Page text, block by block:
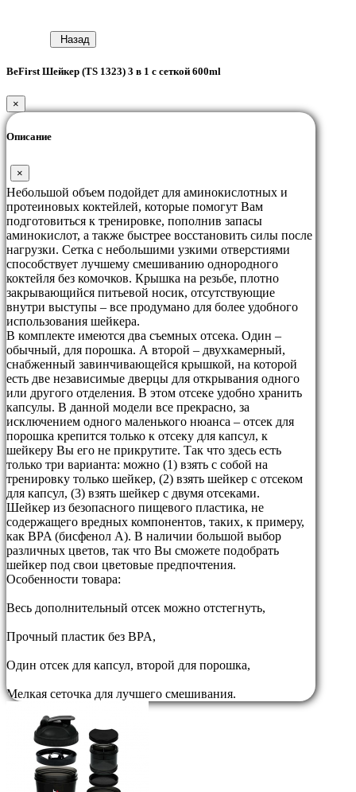
Назад
BeFirst Шейкер (TS 1323) 3 в 1 с сеткой 600ml
×
Описание
×
Небольшой объем подойдет для аминокислотных и
протеиновых коктейлей, которые помогут Вам
подготовиться к тренировке, пополнив запасы
аминокислот, а также быстрее восстановить силы после
нагрузки. Сетка с небольшими узкими отверстиями
способствует лучшему смешиванию однородного
коктейля без комочков. Крышка на резьбе, плотно
закрывающийся питьевой носик, отсутствующие
внутри выступы – все продумано для более удобного
использования шейкера.
В комплекте имеются два съемных отсека. Один –
обычный, для порошка. А второй – двухкамерный,
снабженный завинчивающейся крышкой, на которой
есть две независимые дверцы для открывания одного
или другого отделения. В этом отсеке удобно хранить
капсулы. В данной модели все прекрасно, за
исключением одного маленького нюанса – отсек для
порошка крепится только к отсеку для капсул, к
шейкеру Вы его не прикрутите. Так что здесь есть
только три варианта: можно (1) взять с собой на
тренировку только шейкер, (2) взять шейкер с отсеком
для капсул, (3) взять шейкер с двумя отсеками.
Шейкер из безопасного пищевого пластика, не
содержащего вредных компонентов, таких, к примеру,
как BPA (бисфенол А). В наличии большой выбор
различных цветов, так что Вы сможете подобрать
шейкер под свои цветовые предпочтения.
Особенности товара:
Весь дополнительный отсек можно отстегнуть,
Прочный пластик без BPA,
Один отсек для капсул, второй для порошка,
Мелкая сеточка для лучшего смешивания.